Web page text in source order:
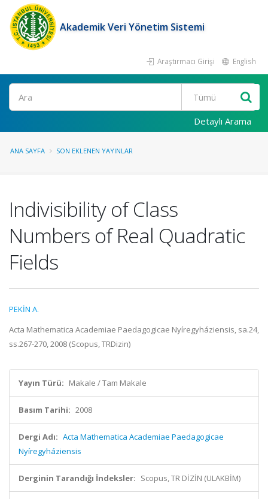
Akademik Veri Yönetim Sistemi
Araştırmacı Girişi English
Ara
Detaylı Arama
ANA SAYFA SON EKLENEN YAYINLAR
Indivisibility of Class
Numbers of Real Quadratic
Fields
PEKİN A.
Acta Mathematica Academiae Paedagogicae Nyíregyháziensis, sa.24,
ss.267-270, 2008 (Scopus, TRDizin)
Yayın Türü: Makale / Tam Makale
Basım Tarihi: 2008
Dergi Adı: Acta Mathematica Academiae Paedagogicae
Nyíregyháziensis
Derginin Tarandığı İndeksler: Scopus, TR DİZİN (ULAKBİM)